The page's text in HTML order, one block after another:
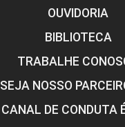
OUVIDORIA
BIBLIOTECA
TRABALHE
SEJA NOSSO
CANAL DE CONDUTA